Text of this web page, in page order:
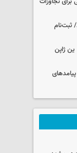
ثبت‌نام
ین ژاپن